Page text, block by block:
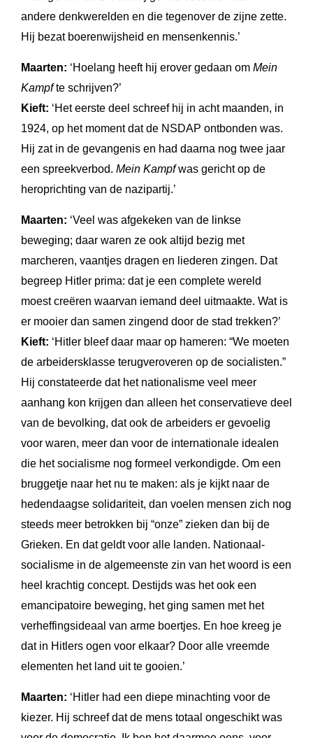
andere denkwerelden en die tegenover de zijne zette.
Hij bezat boerenwijsheid en mensenkennis.’
Maarten: ‘Hoelang heeft hij erover gedaan om Mein
Kampfte schrijven?’
Kieft: ‘Het eerste deel schreef hij in acht maanden, in
1924, op het moment dat de NSDAP ontbonden was.
Hij zat in de gevangenis en had daarna nog twee jaar
een spreekverbod. Mein Kampfwas gericht op de
heroprichting van de nazipartij.’
Maarten: ‘Veel was afgekeken van de linkse
beweging; daar waren ze ook altijd bezig met
marcheren, vaantjes dragen en liederen zingen. Dat
begreep Hitler prima: dat je een complete wereld
moest creëren waarvan iemand deel uitmaakte. Wat is
er mooier dan samen zingend door de stad trekken?’
Kieft: ‘Hitler bleef daar maar op hameren: “We moeten
de arbeidersklasse terugveroveren op de socialisten.”
Hij constateerde dat het nationalisme veel meer
aanhang kon krijgen dan alleen het conservatieve deel
van de bevolking, dat ook de arbeiders er gevoelig
voor waren, meer dan voor de internationale idealen
die het socialisme nog formeel verkondigde. Om een
bruggetje naar het nu te maken: als je kijkt naar de
hedendaagse solidariteit, dan voelen mensen zich nog
steeds meer betrokken bij “onze” zieken dan bij de
Grieken. En dat geldt voor alle landen. Nationaal-
socialisme in de algemeenste zin van het woord is een
heel krachtig concept. Destijds was het ook een
emancipatoire beweging, het ging samen met het
verheffingsideaal van arme boertjes. En hoe kreeg je
dat in Hitlers ogen voor elkaar? Door alle vreemde
elementen het land uit te gooien.’
Maarten: ‘Hitler had een diepe minachting voor de
kiezer. Hij schreef dat de mens totaal ongeschikt was